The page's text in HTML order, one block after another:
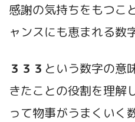
感謝の気持ちをもつこ
ャンスにも恵まれる数
３３３ という数字の意
きたことの役割を理解
って物事がうまくいく